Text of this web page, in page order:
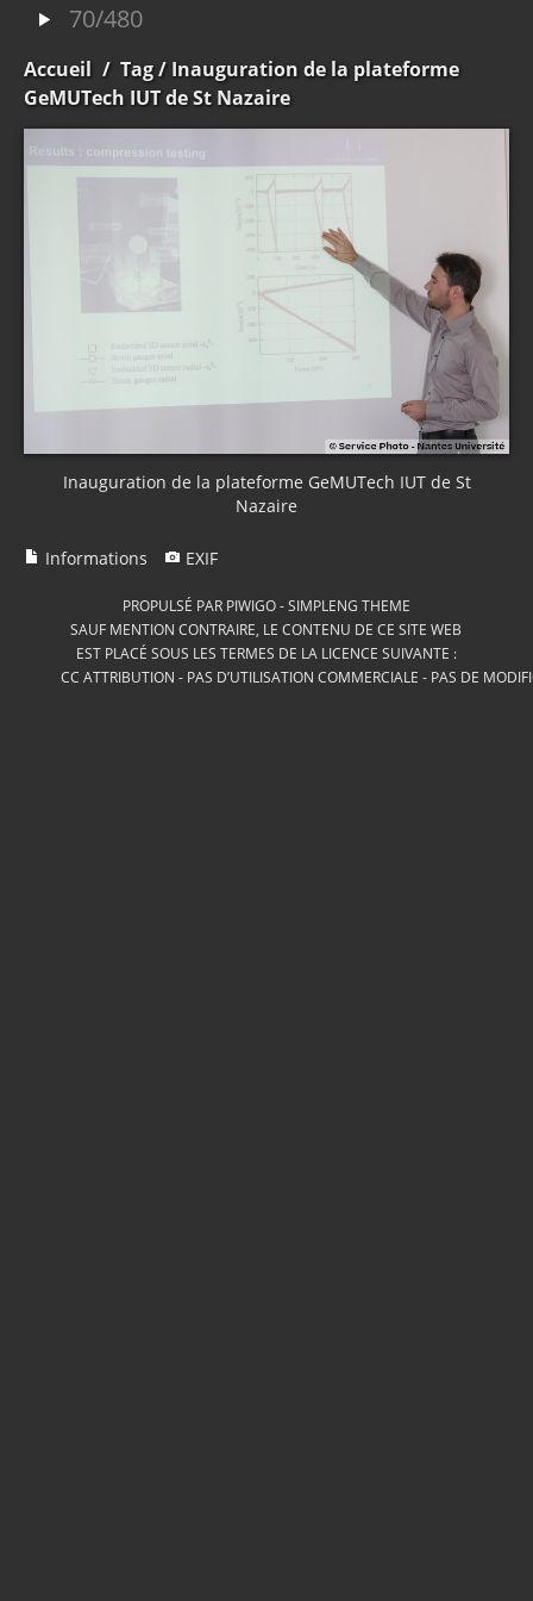
70/480
Accueil / Tag/ Inauguration de la plateforme
GeMUTech IUT de St Nazaire
Inauguration de la plateforme GeMUTech IUT de St
Nazaire
Informations EXIF
PROPULSÉ PAR PIWIGO-SIMPLENG THEME
SAUF MENTION CONTRAIRE, LE CONTENU DE CE SITE WEB
EST PLACÉ SOUS LES TERMES DE LA LICENCE SUIVANTE :
CC ATTRIBUTION - PAS D’UTILISATION COMMERCIALE - PAS DE